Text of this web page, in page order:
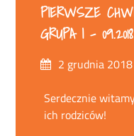
PIERWSZE
GRUPA I –
Posted2 grudnia 2018
Serdecznie
ich rodziców!